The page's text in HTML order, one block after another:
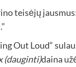
teisėjų
Out Loud“
(dauginti)daina